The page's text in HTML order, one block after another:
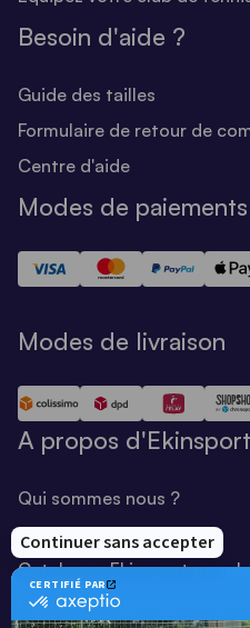
Besoin d'aide ?
Guide des tailles
Formulaire de retour de
Centre d'aide
Modes de
Modes de livraison
A propos d'Ekinsport
Qui sommes nous ?
Notre savoir-faire
Catalogue Ekinsport pour
Catalogue running Ekinsport